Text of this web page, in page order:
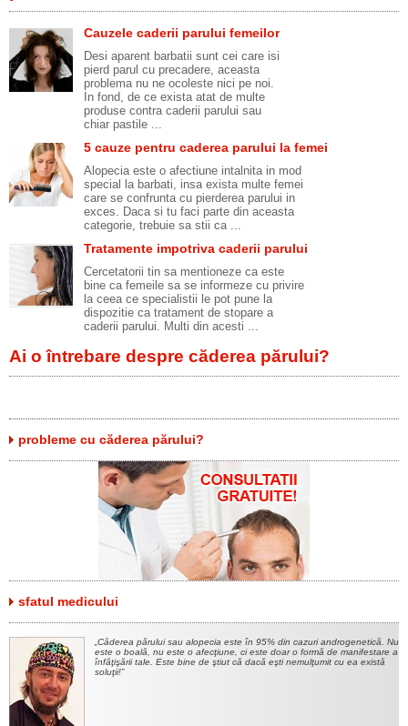
Cauzele caderii parului femeilor
Desi aparent barbatii sunt cei care isi
pierd parul cu precadere, aceasta
problema nu ne ocoleste nici pe noi.
In fond, de ce exista atat de multe
produse contra caderii parului sau
chiar pastile ...
5 cauze pentru caderea parului la femei
Alopecia este o afectiune intalnita in mod
special la barbati, insa exista multe femei
care se confrunta cu pierderea parului in
exces. Daca si tu faci parte din aceasta
categorie, trebuie sa stii ca ...
Tratamente impotriva caderii parului
Cercetatorii tin sa mentioneze ca este
bine ca femeile sa se informeze cu privire
la ceea ce specialistii le pot pune la
dispozitie ca tratament de stopare a
caderii parului. Multi din acesti ...
Ai o întrebare despre căderea părului?
probleme cu căderea părului?
sfatul medicului
Căderea părului sau alopecia este în 95% din cazuri androgenetică. Nu
este o boală, nu este o afecţiune, ci este doar o formă de manifestare a
înfăţişării tale. Este bine de ştiut că dacă eşti nemulţumit cu ea există
soluţii!